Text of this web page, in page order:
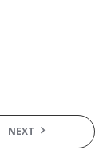
NEXT